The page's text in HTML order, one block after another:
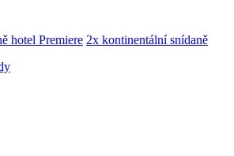
hotel Premiere 2x kontinentální snídaně